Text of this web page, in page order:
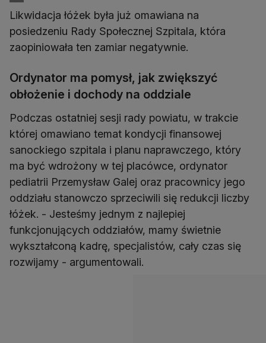
Likwidacja łóżek była już omawiana na
posiedzeniu Rady Społecznej Szpitala, która
zaopiniowała ten zamiar negatywnie.
Ordynator ma pomysł, jak zwiększyć
obłożenie i dochody na oddziale
Podczas ostatniej sesji rady powiatu, w trakcie
której omawiano temat kondycji finansowej
sanockiego szpitala i planu naprawczego, który
ma być wdrożony w tej placówce, ordynator
pediatrii Przemysław Galej oraz pracownicy jego
oddziału stanowczo sprzeciwili się redukcji liczby
łóżek. - Jesteśmy jednym z najlepiej
funkcjonujących oddziałów, mamy świetnie
wykształconą kadrę, specjalistów, cały czas się
rozwijamy - argumentowali.